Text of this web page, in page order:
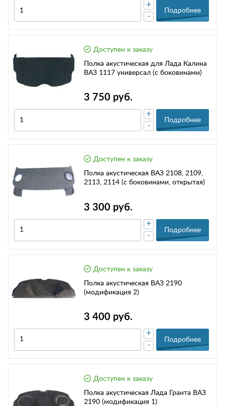
-
+
Подробнее
Доступен к заказу
Полка акустическая для Лада Калина
ВАЗ 1117 универсал (с боковинами)
3 750 руб.
-
+
Подробнее
Доступен к заказу
Полка акустическая ВАЗ 2108, 2109,
2113, 2114 (с боковинами, открытая)
3 300 руб.
-
+
Подробнее
Доступен к заказу
Полка акустическая ВАЗ 2190
(модификация 2)
3 400 руб.
-
+
Подробнее
Доступен к заказу
Полка акустическая Лада Гранта ВАЗ
2190 (модификация 1)